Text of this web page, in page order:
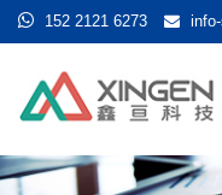
152 2121 6273